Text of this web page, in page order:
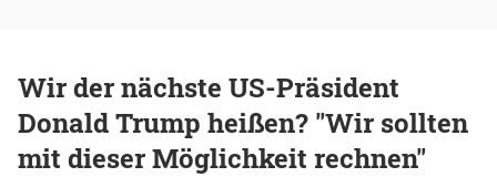
Wir der nächste US-Präsident
Donald Trump heißen? "Wir sollten
mit dieser Möglichkeit rechnen"